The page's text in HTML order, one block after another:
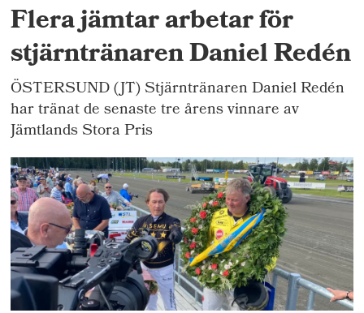
Flera jämtar arbetar för
stjärntränaren Daniel Redén
ÖSTERSUND (JT) Stjärntränaren Daniel Redén
har tränat de senaste tre årens vinnare av
Jämtlands Stora Pris